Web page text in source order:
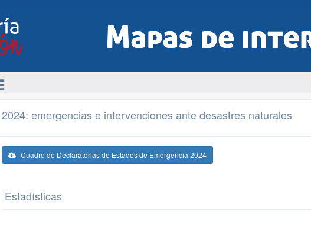
2024: emergencias e intervenciones ante desastres naturales
Cuadro de Declaratorias de Estados de Emergencia 2024
Estadísticas